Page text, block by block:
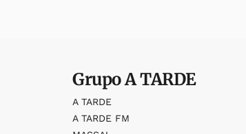
GrupoA TARDE
A TARDE
A TARDE FM